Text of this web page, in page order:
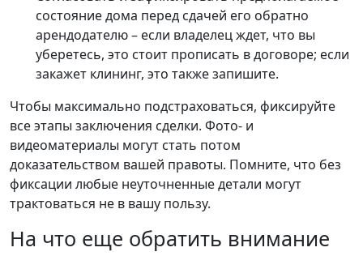
состояние дома перед сдачей его обратно
арендодателю – если владелец ждет, что вы
уберетесь, это стоит прописать в договоре; если
закажет клининг, это также запишите.
Чтобы максимально подстраховаться, фиксируйте
все этапы заключения сделки. Фото- и
видеоматериалы могут стать потом
доказательством вашей правоты. Помните, что без
фиксации любые неуточненные детали могут
трактоваться не в вашу пользу.
На что еще обратить внимание